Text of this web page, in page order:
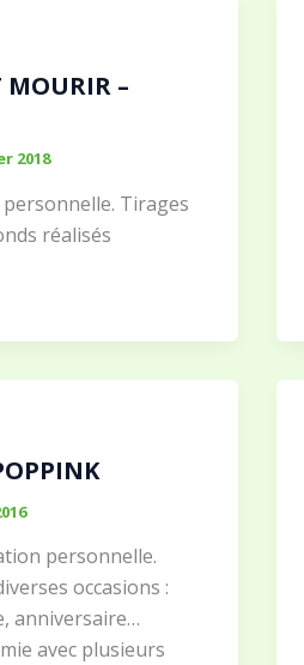
MOURIR –
2018
Tirages
réalisés
personnelle.
occasions :
anniversaire…
avec plusieurs